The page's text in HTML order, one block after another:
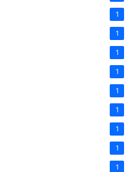
1
1
1
1
1
1
1
1
1